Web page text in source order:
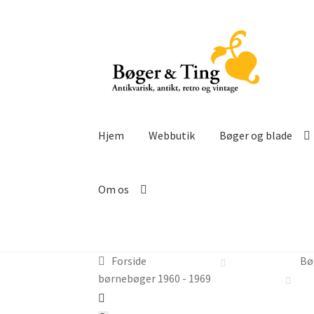
navigation
indhold
Hjem Webbutik Bøger og blade
Om os
Forside
børnebøger 1960 - 1969